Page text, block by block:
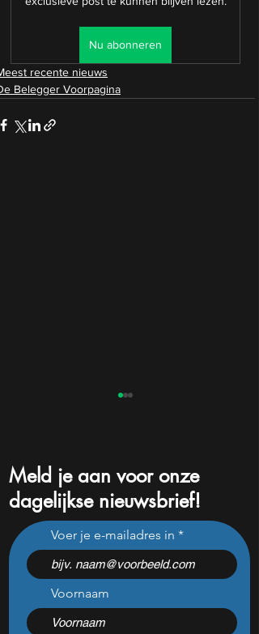
Nu abonneren
recente nieuws
Belegger Voorpagina
Palantir daalt met 10%. Wat
is er aan de hand?
Meld je aan voor onze
dagelijkse nieuwsbrief!
Voer je e-mailadres in
Voornaam